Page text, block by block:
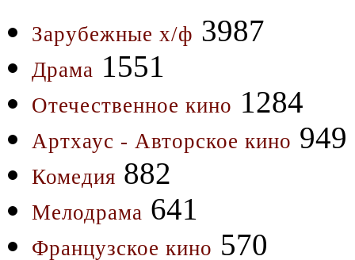
Зарубежные х/ф 3987
Драма 1551
Отечественное кино 1284
Артхаус - Авторское кино 949
Комедия 882
Мелодрама 641
Французское кино 570